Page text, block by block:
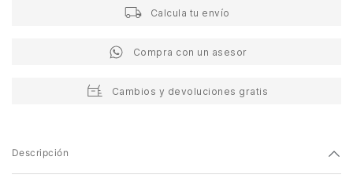
Calcula tu envío
Compra con un asesor
Cambios y devoluciones gratis
Descripción